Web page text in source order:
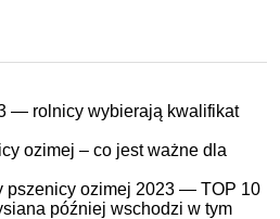
— rolnicy wybierają kwalifikat
ozimej – co jest ważne dla
pszenicy ozimej 2023 — TOP 10
później wschodzi w tym